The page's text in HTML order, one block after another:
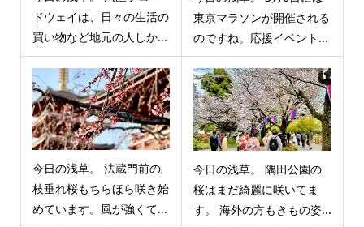
ドウェイは、日々の生活の
買い物など地元の人しか...
東京マラソンが開催される
のですね。応援イベント...
今日の浅草。 法蔵門前の
枝垂れ桜もちらほら咲き始
めています。風が強くて...
今日の浅草。 隅田公園の
桜はまだ綺麗に咲いてま
す。 海外の方もきもの姿...